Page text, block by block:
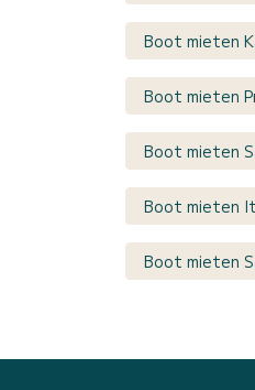
Boot mieten
Boot mieten
Boot mieten
Boot mieten
Boot mieten